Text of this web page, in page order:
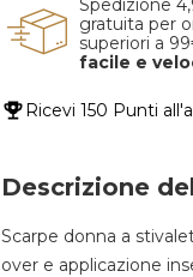
Spedizione
gratuita per
superiori a
facile e
Ricevi 150 Punti
Descrizione
Scarpe donna a
over e applicazione